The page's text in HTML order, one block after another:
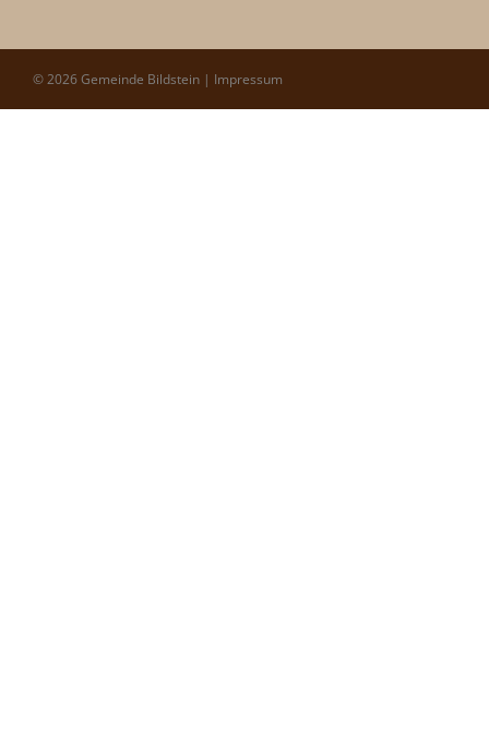
© 2026 Gemeinde Bildstein | Impressum